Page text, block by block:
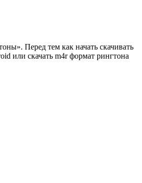
Перед тем как начать скачивать
или скачать m4r формат рингтона